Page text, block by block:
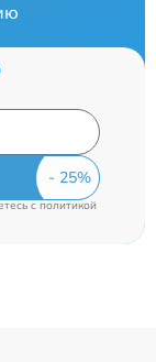
cполитикой